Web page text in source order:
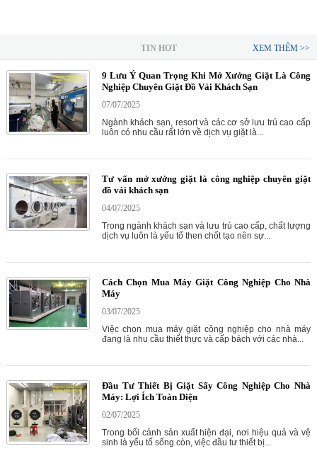
TIN HOT XEM THÊM >>
9 Lưu Ý Quan Trọng Khi Mở Xưởng Giặt Là Công
Nghiệp Chuyên Giặt Đồ Vải Khách Sạn
07/07/2025
Ngành khách sạn, resort và các cơ sở lưu trú cao cấp
luôn có nhu cầu rất lớn về dịch vụ giặt là...
Tư vấn mở xưởng giặt là công nghiệp chuyên giặt
đồ vải khách sạn
04/07/2025
Trong ngành khách sạn và lưu trú cao cấp, chất lượng
dịch vụ luôn là yếu tố then chốt tạo nên sự...
Cách Chọn Mua Máy Giặt Công Nghiệp Cho Nhà
Máy
03/07/2025
Việc chọn mua máy giặt công nghiệp cho nhà máy
đang là nhu cầu thiết thực và cấp bách với các nhà...
Đầu Tư Thiết Bị Giặt Sấy Công Nghiệp Cho Nhà
Máy: Lợi Ích Toàn Diện
02/07/2025
Trong bối cảnh sản xuất hiện đại, nơi hiệu quả và vệ
sinh là yếu tố sống còn, việc đầu tư thiết bị...